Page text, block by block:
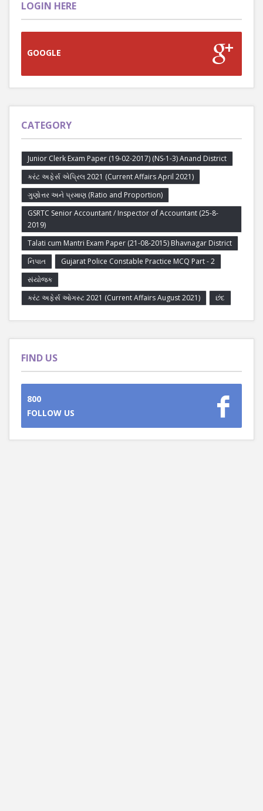
LOGIN HERE
GOOGLE
CATEGORY
Junior Clerk Exam Paper (19-02-2017) (NS-1-3) Anand District
કરંટ અફેર્સ એપ્રિલ 2021 (Current Affairs April 2021)
ગુણોત્તર અને પ્રમાણ (Ratio and Proportion)
GSRTC Senior Accountant / Inspector of Accountant (25-8-
2019)
Talati cum Mantri Exam Paper (21-08-2015) Bhavnagar District
નિપાત
Gujarat Police Constable Practice MCQ Part - 2
સંયોજક
કરંટ અફેર્સ ઓગસ્ટ 2021 (Current Affairs August 2021)
છંદ
FIND US
800
FOLLOW US